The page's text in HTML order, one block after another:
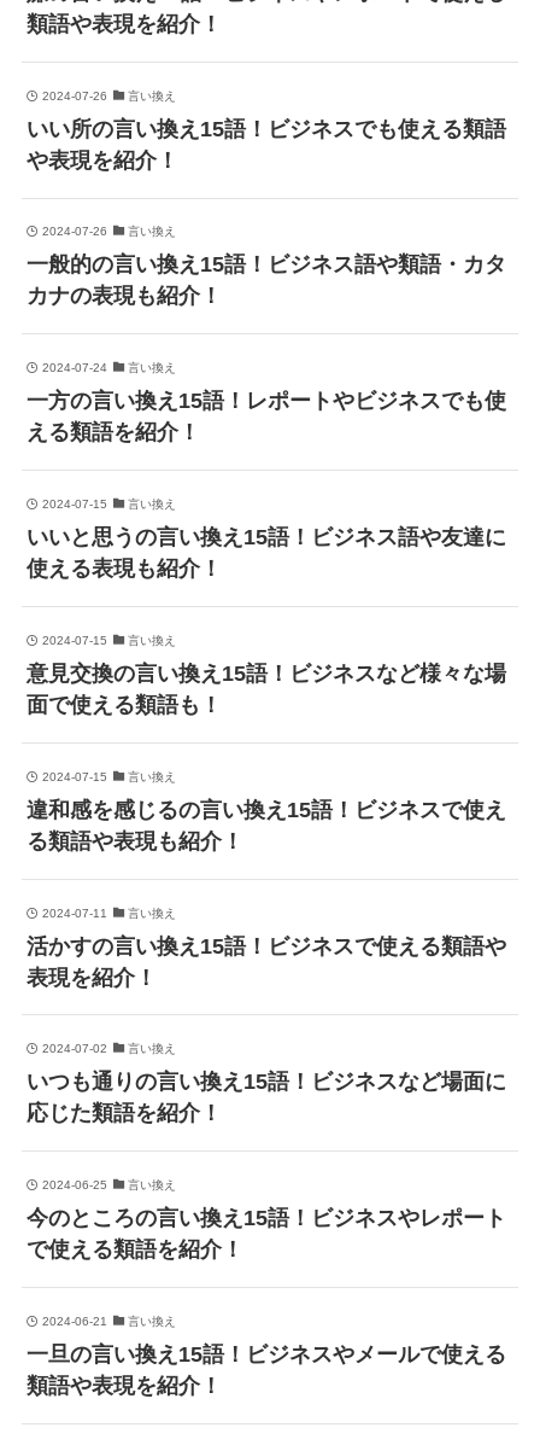
類語や表現を紹介！
2024-07-26 言い換え
いい所の言い換え15語！ビジネスでも使える類語
や表現を紹介！
2024-07-26 言い換え
一般的の言い換え15語！ビジネス語や類語・カタ
カナの表現も紹介！
2024-07-24 言い換え
一方の言い換え15語！レポートやビジネスでも使
える類語を紹介！
2024-07-15 言い換え
いいと思うの言い換え15語！ビジネス語や友達に
使える表現も紹介！
2024-07-15 言い換え
意見交換の言い換え15語！ビジネスなど様々な場
面で使える類語も！
2024-07-15 言い換え
違和感を感じるの言い換え15語！ビジネスで使え
る類語や表現も紹介！
2024-07-11 言い換え
活かすの言い換え15語！ビジネスで使える類語や
表現を紹介！
2024-07-02 言い換え
いつも通りの言い換え15語！ビジネスなど場面に
応じた類語を紹介！
2024-06-25 言い換え
今のところの言い換え15語！ビジネスやレポート
で使える類語を紹介！
2024-06-21 言い換え
一旦の言い換え15語！ビジネスやメールで使える
類語や表現を紹介！